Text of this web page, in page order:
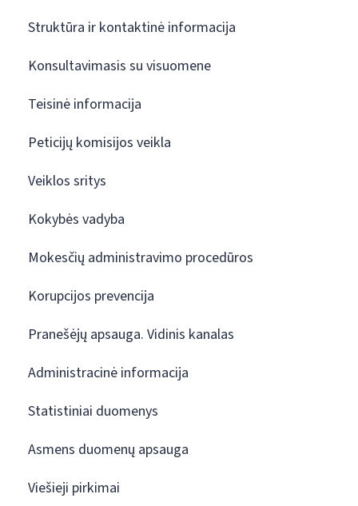
Struktūra ir kontaktinė informacija
Konsultavimasis su visuomene
Teisinė informacija
Peticijų komisijos veikla
Veiklos sritys
Kokybės vadyba
Mokesčių administravimo procedūros
Korupcijos prevencija
Pranešėjų apsauga. Vidinis kanalas
Administracinė informacija
Statistiniai duomenys
Asmens duomenų apsauga
Viešieji pirkimai